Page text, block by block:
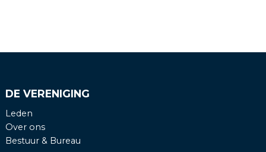
DE VERENIGING
Leden
Over ons
Bestuur & Bureau